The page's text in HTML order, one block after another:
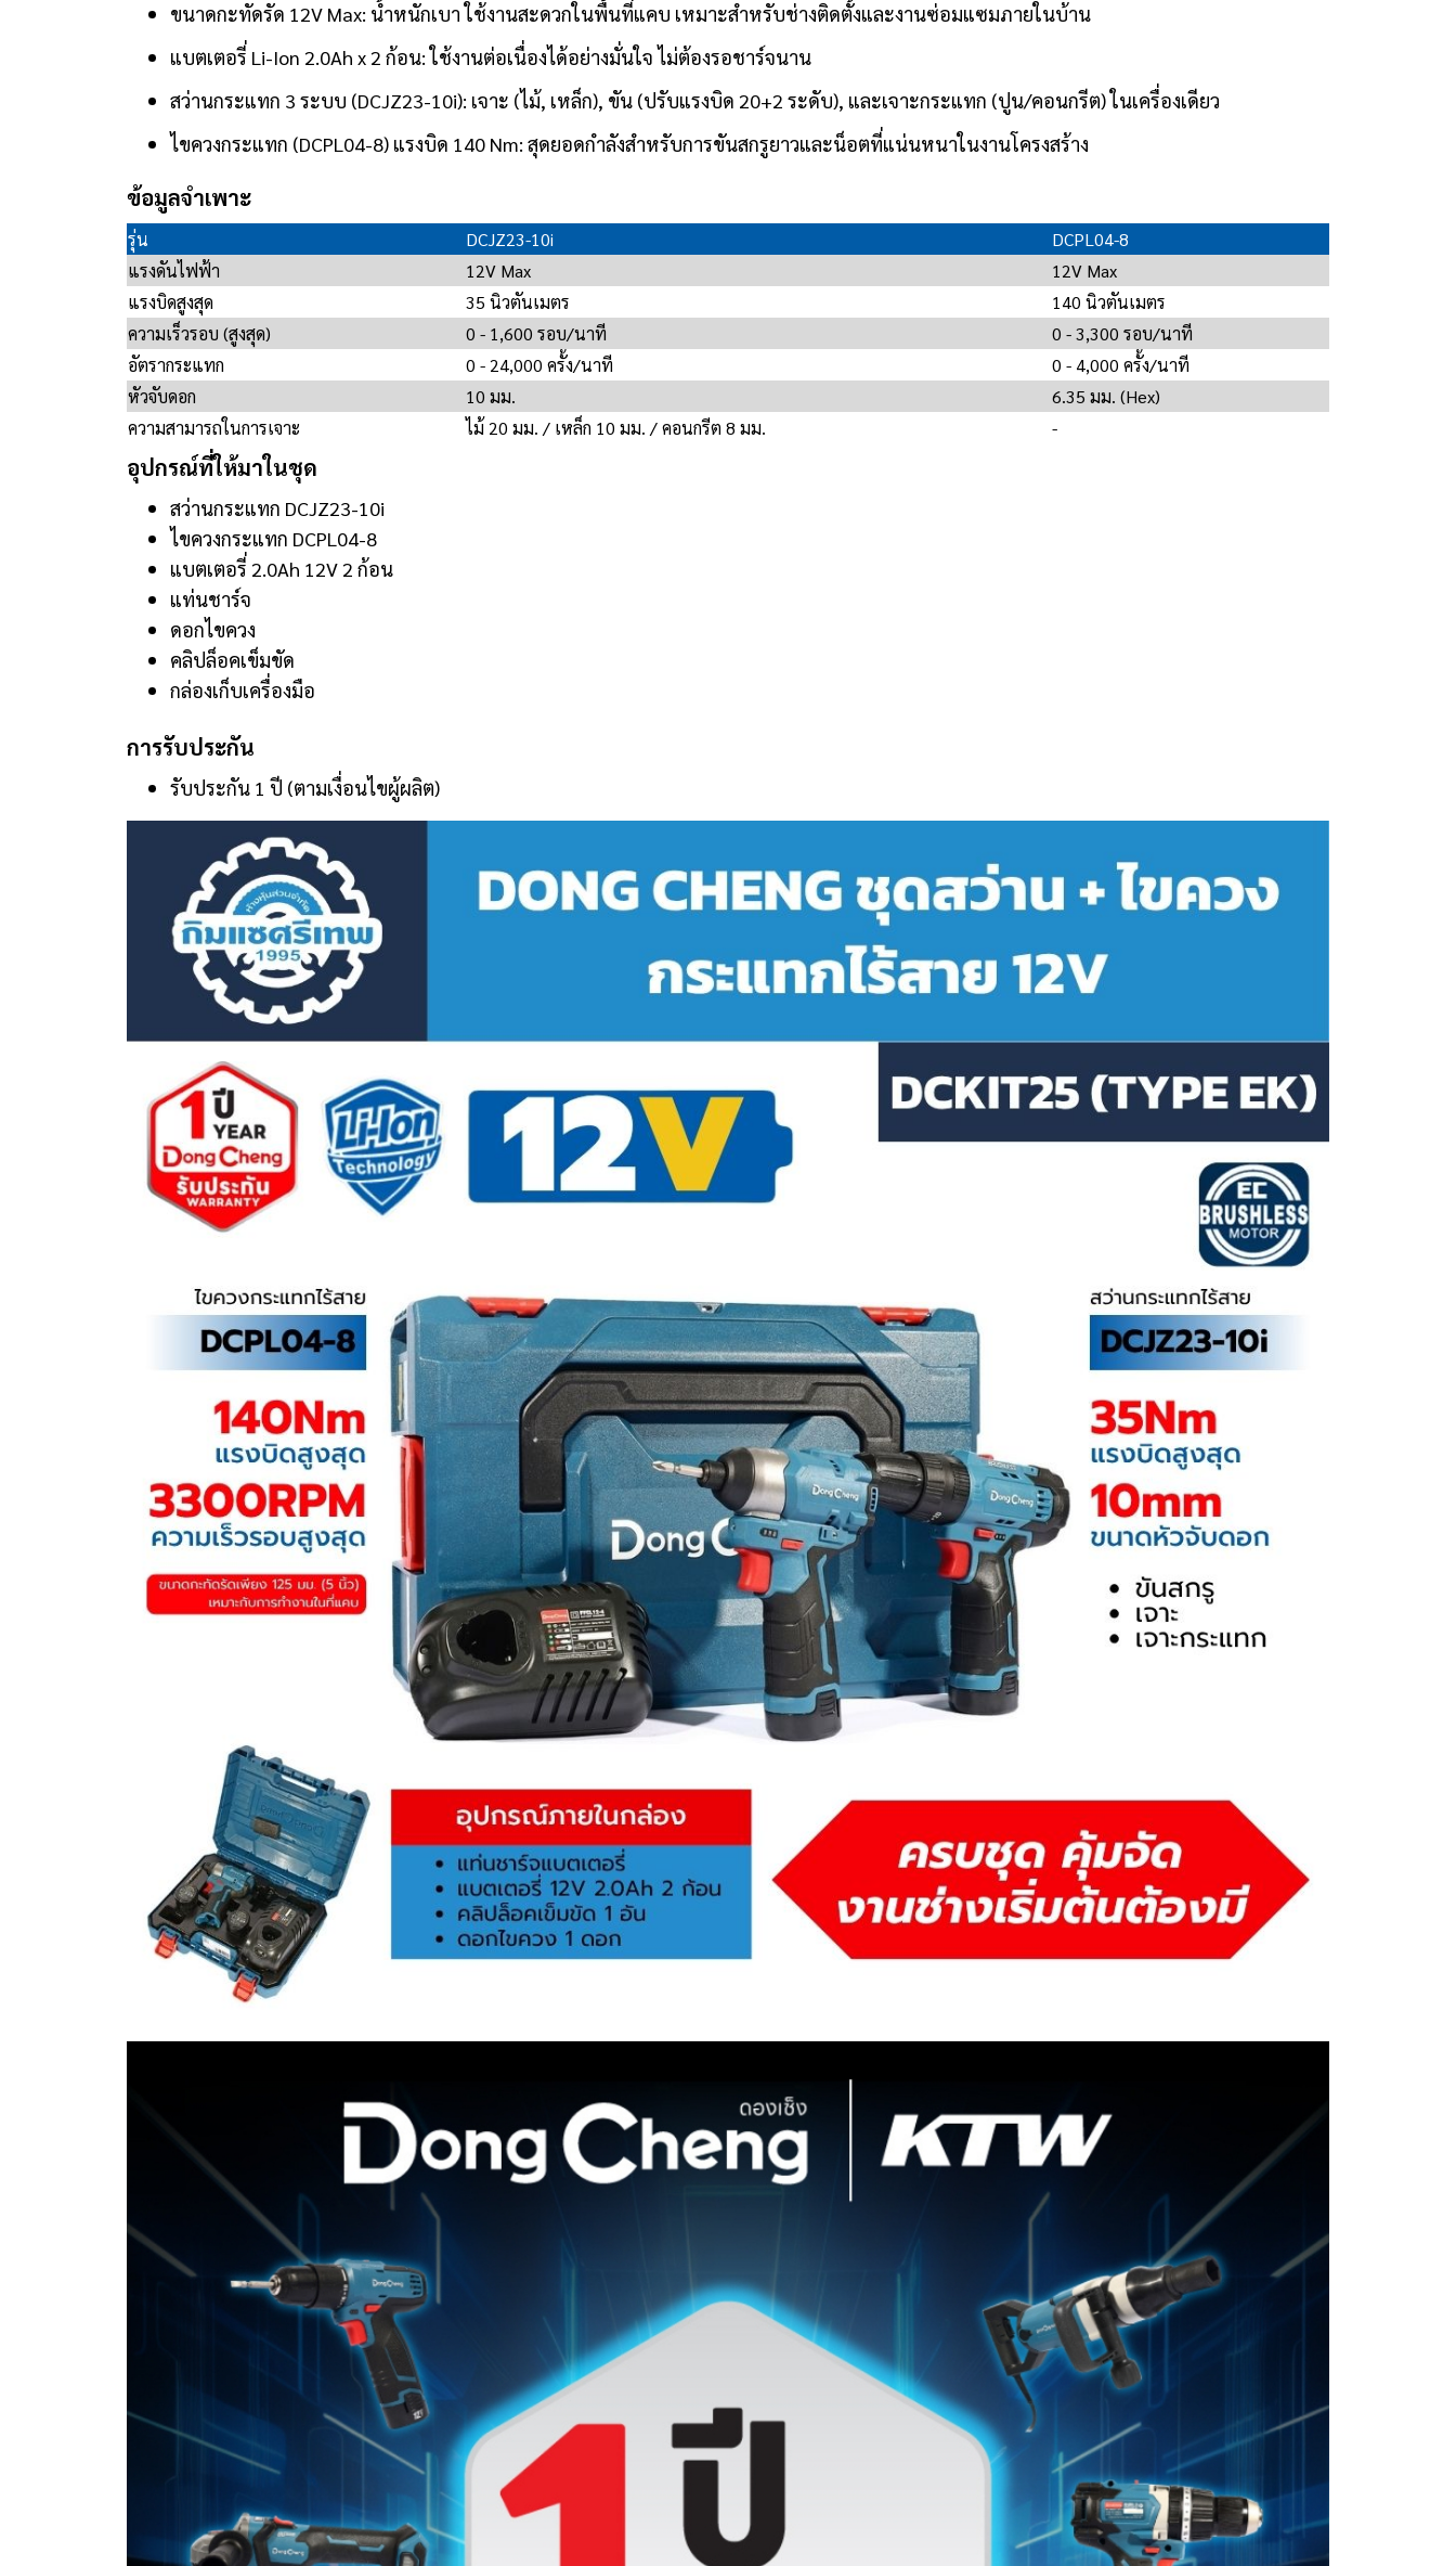
ขนาดกะทัดรัด 12V Max: น้ำหนักเบา ใช้งานสะดวกในพื้นที่แคบ เหมาะสำหรับช่างติดตั้งและงานซ่อมแซมภายในบ้าน
แบตเตอรี่ Li-Ion 2.0Ah x 2 ก้อน: ใช้งานต่อเนื่องได้อย่างมั่นใจ ไม่ต้องรอชาร์จนาน
สว่านกระแทก 3 ระบบ (DCJZ23-10i): เจาะ (ไม้, เหล็ก), ขัน (ปรับแรงบิด 20+2 ระดับ), และเจาะกระแทก (ปูน/คอนกรีต) ในเครื่องเดียว
ไขควงกระแทก (DCPL04-8) แรงบิด 140 Nm: สุดยอดกำลังสำหรับการขันสกรูยาวและน็อตที่แน่นหนาในงานโครงสร้าง
ข้อมูลจำเพาะ
รุ่น DCJZ23-10i
DCPL04-8
แรงดันไฟฟ้า
12V Max
12V Max
แรงบิดสูงสุด
35 นิวตันเมตร
140 นิวตันเมตร
ความเร็วรอบ (สูงสุด)
0 - 1,600 รอบ/นาที
0 - 3,300 รอบ/นาที
อัตรากระแทก
0 - 24,000 ครั้ง/นาที
0 - 4,000 ครั้ง/นาที
หัวจับดอก
10 มม.
6.35 มม. (Hex)
ความสามารถในการเจาะ
ไม้ 20 มม. / เหล็ก 10 มม. / คอนกรีต 8 มม. -
อุปกรณ์ที่ให้มาในชุด
สว่านกระแทก DCJZ23-10i
ไขควงกระแทก DCPL04-8
แบตเตอรี่ 2.0Ah 12V 2 ก้อน
แท่นชาร์จ
ดอกไขควง
คลิปล็อคเข็มขัด
กล่องเก็บเครื่องมือ
การรับประกัน
รับประกัน 1 ปี (ตามเงื่อนไขผู้ผลิต)